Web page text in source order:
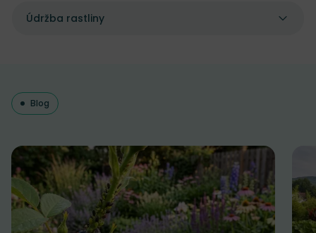
Údržba rastliny
Blog